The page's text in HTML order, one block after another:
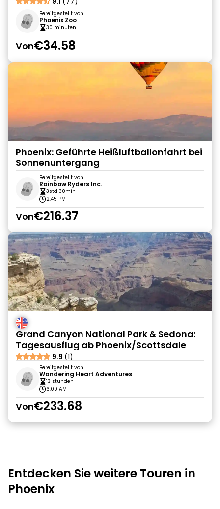
Bereitgestellt von
Phoenix Zoo
30 minuten
Von€34.58
Phoenix: Geführte Heißluftballonfahrt bei
Sonnenuntergang
Bereitgestellt von
Rainbow Ryders Inc.
3std 30min
2:45 PM
Von€216.37
Grand Canyon National Park & Sedona:
Tagesausflug ab Phoenix/Scottsdale
9.9 (1)
Bereitgestellt von
Wandering Heart Adventures
13 stunden
6:00 AM
Von€233.68
Entdecken Sie weitere Touren in
Phoenix